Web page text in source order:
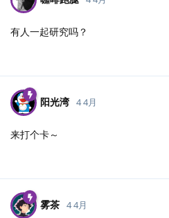
有人一起研究吗？
阳光湾 4 4月
来打个卡～
雾茶 4 4月